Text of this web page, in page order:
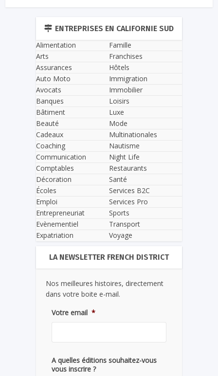
ENTREPRISES EN CALIFORNIE SUD
Alimentation
Arts
Assurances
Auto Moto
Avocats
Banques
Bâtiment
Beauté
Cadeaux
Coaching
Communication
Comptables
Décoration
Écoles
Emploi
Entrepreneuriat
Evènementiel
Expatriation
Famille
Franchises
Hôtels
Immigration
Immobilier
Loisirs
Luxe
Mode
Multinationales
Nautisme
Night Life
Restaurants
Santé
Services B2C
Services Pro
Sports
Transport
Voyage
LA NEWSLETTER FRENCH DISTRICT
Nos meilleures histoires, directement
dans votre boite e-mail.
Votre email *
A quelles éditions souhaitez-vous
vous inscrire ?